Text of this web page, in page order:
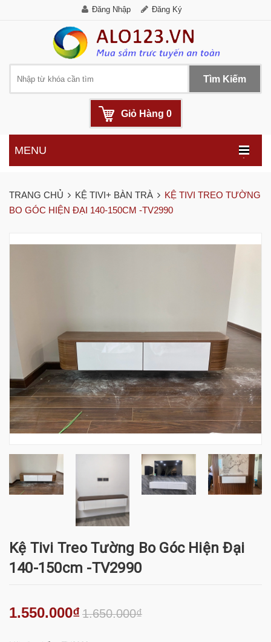
Đăng Nhập Đăng Ký
Tìm Kiếm
Giỏ Hàng 0
.
MENU
TRANG CHỦ KỆ TIVI+ BÀN TRÀ
KỆ TIVI TREO TƯỜNG
BO GÓC HIỆN ĐẠI 140-150CM -TV2990
Kệ Tivi Treo Tường Bo Góc Hiện Đại
140-150cm -TV2990
1.550.000₫1.650.000₫